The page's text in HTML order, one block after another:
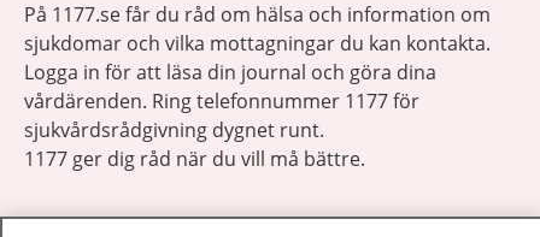
På 1177.se får du råd om hälsa och information om
sjukdomar och vilka mottagningar du kan kontakta.
Logga in för att läsa din journal och göra dina
vårdärenden. Ring telefonnummer 1177 för
sjukvårdsrådgivning dygnet runt.
1177 ger dig råd när du vill må bättre.